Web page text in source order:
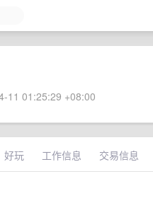
11 01:25:29 +08:00
好玩 工作信息 交易信息